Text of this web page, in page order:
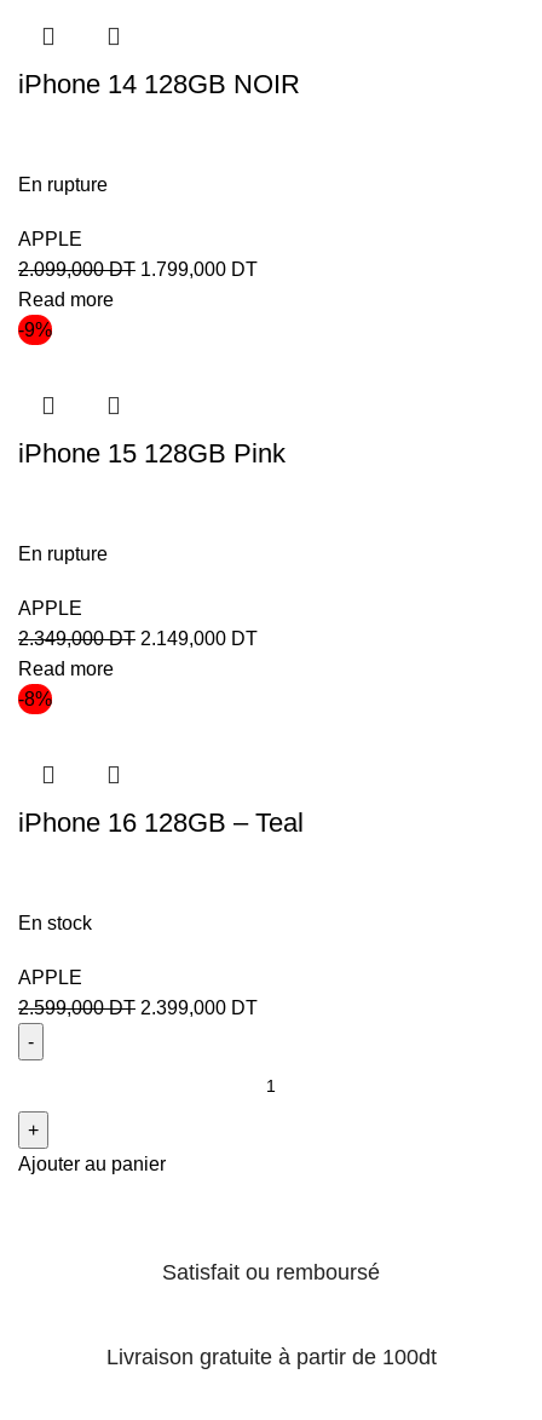
iPhone 14 128GB NOIR
En rupture
APPLE
2.099,000DT 1.799,000 DT
Read more
-9%
iPhone 15 128GB Pink
En rupture
APPLE
2.349,000DT 2.149,000 DT
Read more
-8%
iPhone 16 128GB – Teal
En stock
APPLE
2.599,000DT 2.399,000 DT
Ajouter au panier
Satisfait ou remboursé
Livraison gratuite à partir de 100dt